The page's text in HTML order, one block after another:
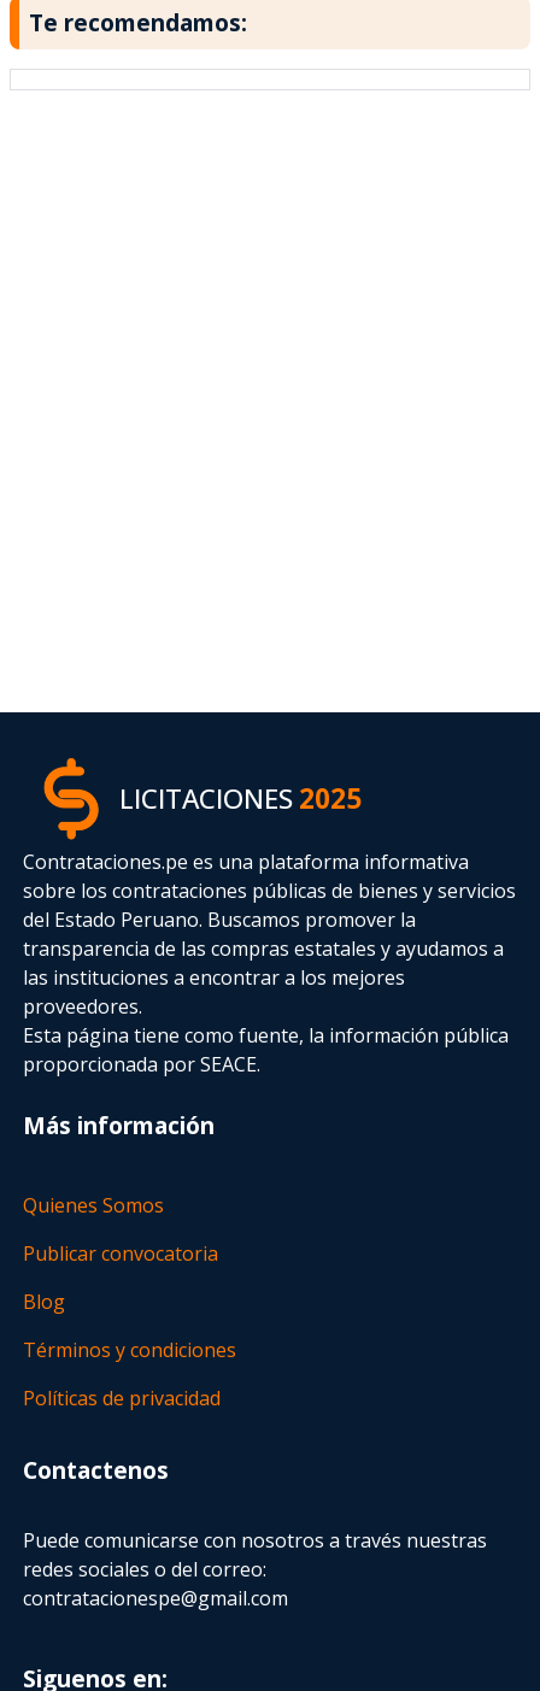
Te recomendamos:
LICITACIONES2025
Contrataciones.pe es una plataforma informativa
sobre los contrataciones públicas de bienes y servicios
del Estado Peruano. Buscamos promover la
transparencia de las compras estatalesy ayudamos a
las instituciones a encontrar a los mejores
proveedores.
Esta página tiene como fuente, la información pública
proporcionada por SEACE.
Más información
Quienes Somos
Publicar convocatoria
Blog
Términos y condiciones
Políticas de privacidad
Contactenos
Puede comunicarse con nosotros a través nuestras
redes sociales o del correo:
contratacionespe@gmail.com
Siguenos en: